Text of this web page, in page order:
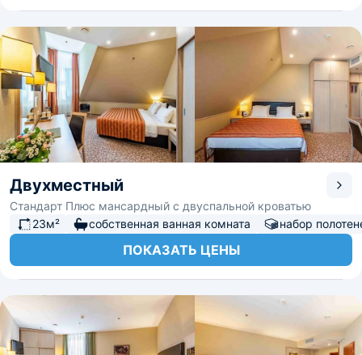
Двухместный
Стандарт Плюс мансардный с двуспальной кроватью
23м²
собственная ванная комната набор
ПОКАЗАТЬ ЦЕНЫ